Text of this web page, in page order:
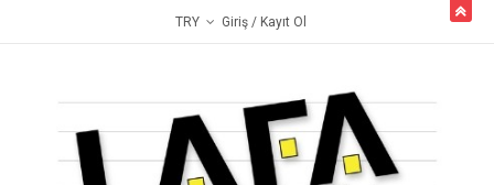
TRY Giriş / Kayıt Ol